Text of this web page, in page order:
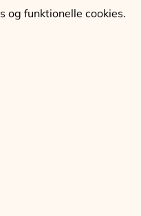
og funktionelle cookies.